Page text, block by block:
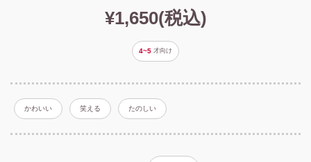
¥1,650(税込)
4~5 才向け
かわいい 笑える たのしい